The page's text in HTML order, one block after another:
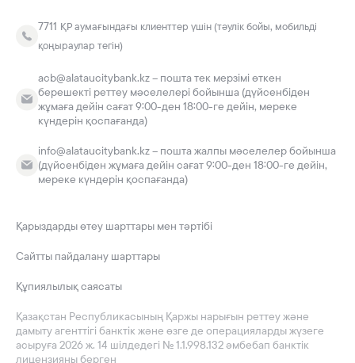
7711 ҚР аумағындағы клиенттер үшін (тәулік бойы, мобильді
қоңыраулар тегін)
acb@alataucitybank.kz – пошта тек мерзімі өткен
берешекті реттеу мәселелері бойынша (дүйсенбіден
жұмаға дейін сағат 9:00-ден 18:00-ге дейін, мереке
күндерін қоспағанда)
info@alataucitybank.kz – пошта жалпы мәселелер бойынша
(дүйсенбіден жұмаға дейін сағат 9:00-ден 18:00-ге дейін,
мереке күндерін қоспағанда)
Қазақстан Республикасының Қаржы нарығын реттеу және
дамыту агенттігі банктік және өзге де операцияларды жүзеге
асыруға 2026 ж. 14 шілдедегі № 1.1.998.132 әмбебап банктік
лицензияны берген
Қарыздарды өтеу шарттары мен тәртібі
Сайтты пайдалану шарттары
Құпиялылық саясаты